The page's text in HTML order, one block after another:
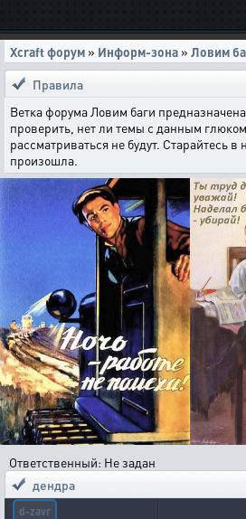
Xcraft форум » Информ-зона » Ловим
Правила
Ветка форума Ловим баги
проверить, нет ли темы с данным
рассматриваться не будут. Старайтесь
произошла.
Ответственный: Не задан
дендра
d-zavr